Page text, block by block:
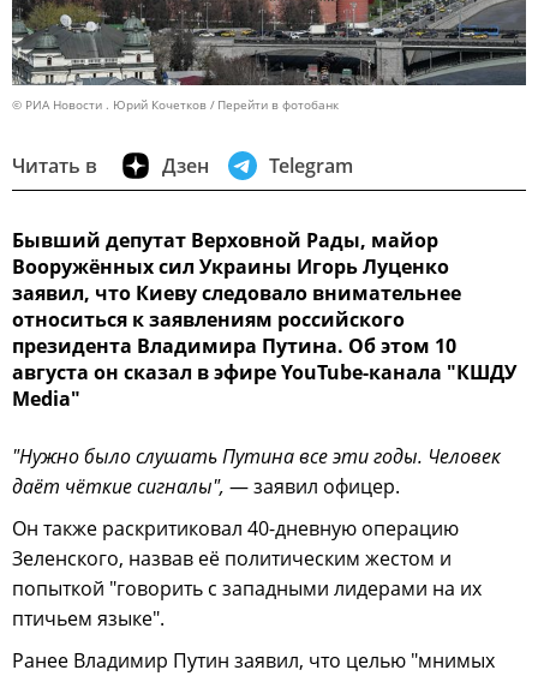
© РИА Новости . Юрий Кочетков Перейти в фотобанк
Читать в Дзен Telegram
Бывший депутат Верховной Рады, майор
Вооружённых сил Украины Игорь Луценко
заявил, что Киеву следовало внимательнее
относиться к заявлениям российского
президента Владимира Путина. Об этом 10
августа он сказал в эфире YouTube-канала "КШДУ
Media"
"Нужно было слушать Путина все эти годы. Человек
даёт чёткие сигналы", — заявил офицер.
Он также раскритиковал 40-дневную операцию
Зеленского, назвав её политическим жестом и
попыткой "говорить с западными лидерами на их
птичьем языке".
Ранее Владимир Путин заявил, что целью "мнимых